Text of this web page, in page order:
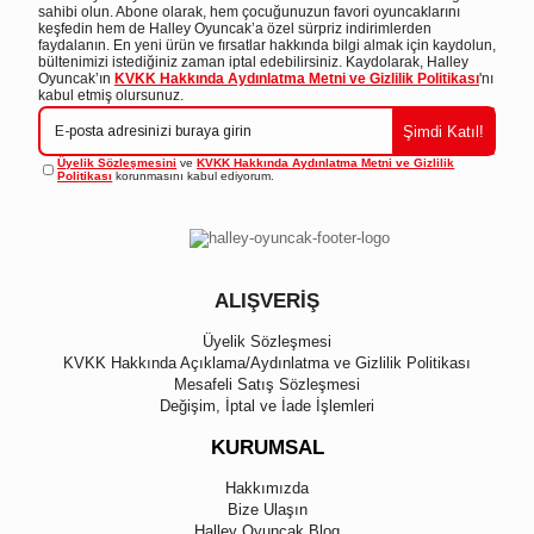
kategorisinde yer alan ürünlerimiz, çocukların problem çözme
yeteneklerini güçlendireneğitici oyuncaklarsunar.
Mikro ve Mini Bloklar
Mikro bloklar
, farklı yaş gruplarındaki çocuklar için
uygun boyutlarıyla hem eğlenceli hem de öğretici bir deneyim sunar.
setleri, çocukların el becerilerini geliştirmelerine
yardımcı olurken, doğal bir estetik anlayışı kazandırır. Her bir ürün,
yüksek kaliteli malzemelerden üretilmiştir ve güvenli bir oyun deneyimi
sahibi olun. Abone olarak, hem çocuğunuzun favori oyuncaklarını
keşfedin hem de Halley Oyuncak’a özel sürpriz indirimlerden
faydalanın. En yeni ürün ve fırsatlar hakkında bilgi almak için kaydolun,
bültenimizi istediğiniz zaman iptal edebilirsiniz. Kaydolarak, Halley
Oyuncak’ın KVKK Hakkında Aydınlatma Metni ve Gizlilik Politikası'nı
kabul etmiş olursunuz.
Şimdi Katıl!
Üyelik Sözleşmesini veKVKK Hakkında Aydınlatma Metni ve Gizlilik
Politikası korunmasını kabul ediyorum.
ALIŞVERİŞ
Üyelik Sözleşmesi
KVKK Hakkında Açıklama/Aydınlatma ve Gizlilik Politikası
Mesafeli Satış Sözleşmesi
Değişim, İptal ve İade İşlemleri
KURUMSAL
Hakkımızda
Bize Ulaşın